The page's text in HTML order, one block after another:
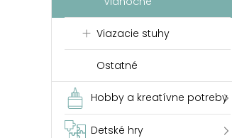
Viazacie stuhy
Ostatné
Hobby a kreatívne potreby
Detské hry